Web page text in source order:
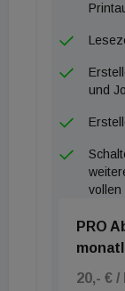
Balkonen
für den
und
vollen
PRO
20,- €